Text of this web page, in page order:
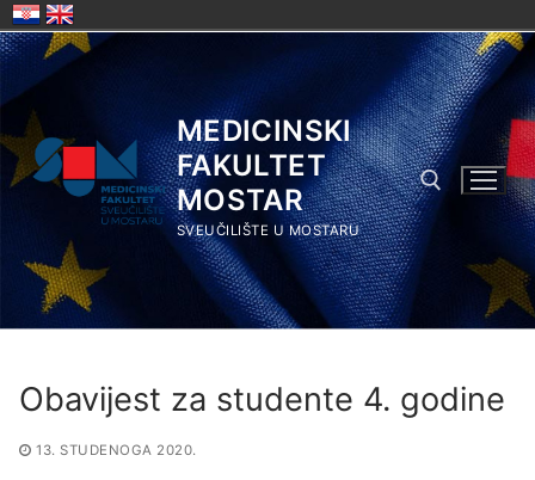
Skip
content
MEDICINSKI
FAKULTET
MOSTAR
SVEUČILIŠTE U MOSTARU
Search for:
Obavijest za studente 4. godine
13. STUDENOGA 2020.